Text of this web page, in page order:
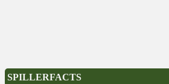
SPILLERFACTS